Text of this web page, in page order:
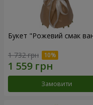
Букет "Рожевий смак
1 732 грн
Замовити